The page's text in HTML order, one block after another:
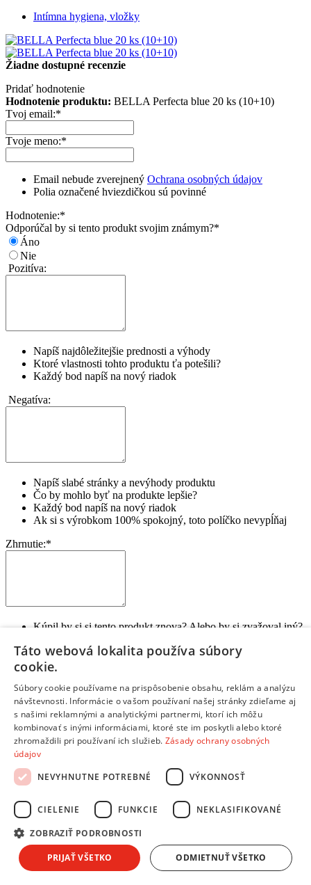
Intímna hygiena, vložky
Žiadne dostupné recenzie
Pridať hodnotenie
Hodnotenie produktu: BELLA Perfecta blue 20 ks (10+10)
Tvoj email:*
Tvoje meno:*
Email nebude zverejnený Ochrana osobných údajov
Polia označené hviezdičkou sú povinné
Hodnotenie:*
Odporúčal by si tento produkt svojim známym?*
Áno
Nie
Pozitíva:
Napíš najdôležitejšie prednosti a výhody
Ktoré vlastnosti tohto produktu ťa potešili?
Každý bod napíš na nový riadok
Negatíva:
Napíš slabé stránky a nevýhody produktu
Čo by mohlo byť na produkte lepšie?
Každý bod napíš na nový riadok
Ak si s výrobkom 100% spokojný, toto políčko nevypĺňaj
Zhrnutie:*
Kúpil by si si tento produkt znova? Alebo by si zvažoval iný?
Aký je tvoj celkový pocit z používania produktu?
Na čo je potrebné pri kúpe myslieť?
Odoslať hodnotenie
Ďakujeme, tvoje hodnotenie bolo odoslané.
Informácie a kontakty
Informácie a kontakty
Andrea Klub
Obchodné podmienky
Reklamácie, sťažnosti
Odstúpiť od zmluvy tu
Ochrana osobných údajov
Predĺžená záruka a poistenie
Ako nakupovať
Táto webová lokalita používa súbory
cookie.
Súbory cookie používame na prispôsobenie obsahu, reklám a analýzu
návštevnosti. Informácie o vašom používaní našej stránky zdieľame aj
s našimi reklamnými a analytickými partnermi, ktorí ich môžu
kombinovať s inými informáciami, ktoré ste im poskytli alebo ktoré
zhromaždili pri používaní ich služieb. Zásady ochrany osobných
údajov
NEVYHNUTNE POTREBNÉ
VÝKONNOSŤ
CIELENIE FUNKCIE NEKLASIFIKOVANÉ
ZOBRAZIŤ PODROBNOSTI
PRIJAŤ VŠETKO ODMIETNUŤ VŠETKO